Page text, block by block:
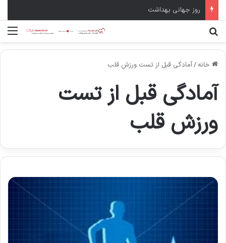
روز جهانی بهداشت
خانه /آمادگی قبل از تست ورزش قلب
آمادگی قبل از تست
ورزش قلب